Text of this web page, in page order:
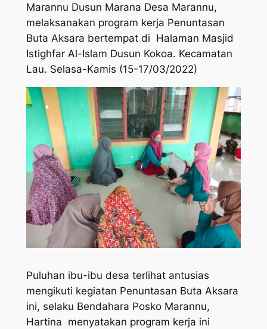
Marannu Dusun Marana Desa Marannu,
melaksanakan program kerja Penuntasan
Buta Aksara bertempat di Halaman Masjid
Istighfar Al-Islam Dusun Kokoa. Kecamatan
Lau. Selasa-Kamis (15-17/03/2022)
Puluhan ibu-ibu desa terlihat antusias
mengikuti kegiatan Penuntasan Buta Aksara
ini, selaku Bendahara Posko Marannu,
Hartina menyatakan program kerja ini